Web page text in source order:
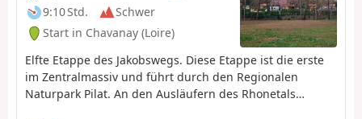
9:10 Std.
Schwer
Start in Chavanay (Loire)
Elfte Etappe des Jakobswegs. Diese Etappe ist die erste
im Zentralmassiv und führt durch den Regionalen
Naturpark Pilat. An den Ausläufern des Rhonetals